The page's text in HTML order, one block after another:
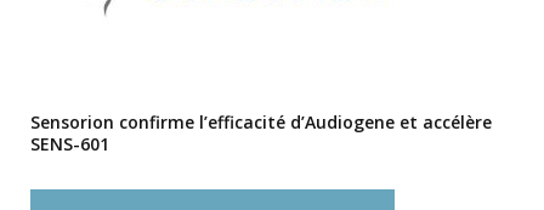
Sensorion confirme l’efficacité d’Audiogene et accélère
SENS-601